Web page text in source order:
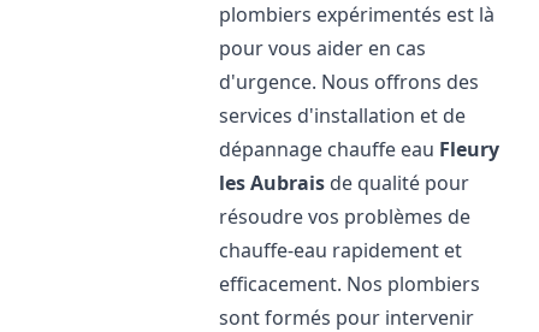
plombiers expérimentés est là
pour vous aider en cas
d'urgence. Nous offrons des
services d'installation et de
dépannage chauffe eau Fleury
les Aubrais de qualité pour
résoudre vos problèmes de
chauffe-eau rapidement et
efficacement. Nos plombiers
sont formés pour intervenir